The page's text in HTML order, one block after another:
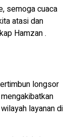
semoga cuaca
atasi dan
Hamzan .
longsor
layanan di